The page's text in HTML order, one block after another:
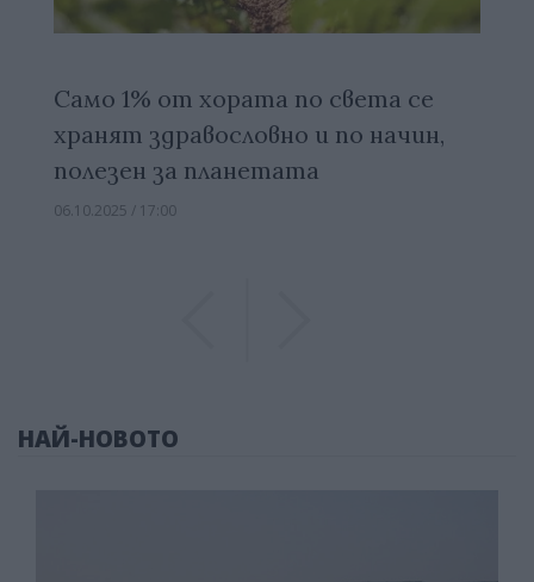
Само 1% от хората по света се
хранят здравословно и по начин,
полезен за планетата
06.10.2025 / 17:00
НАЙ-НОВОТО